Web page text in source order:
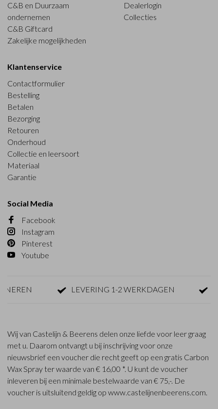
C&B en Duurzaam
ondernemen
C&B Giftcard
Zakelijke mogelijkheden
Dealerlogin
Collecties
Klantenservice
Contactformulier
Bestelling
Betalen
Bezorging
Retouren
Onderhoud
Collectie en leersoort
Materiaal
Garantie
Social Media
Facebook
Instagram
Pinterest
Youtube
LEVERING 1-2 WERKDAGEN
Wij van Castelijn & Beerens delen onze liefde voor leer graag
met u. Daarom ontvangt u bij inschrijving voor onze
nieuwsbrief een voucher die recht geeft op een gratis Carbon
Wax Spray ter waarde van € 16,00 *. U kunt de voucher
inleveren bij een minimale bestelwaarde van € 75,-. De
voucher is uitsluitend geldig op www.castelijnenbeerens.com.